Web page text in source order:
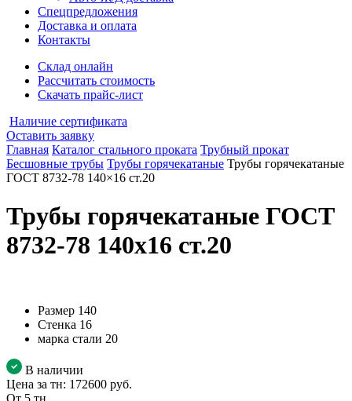
Спецпредложения
Доставка и оплата
Контакты
Склад онлайн
Рассчитать стоимость
Скачать прайс-лист
Наличие сертификата
Оставить заявку
Главная Каталог стального проката Трубный прокат
Бесшовные трубы Трубы горячекатаные Трубы горячекатаные
ГОСТ 8732-78 140×16 ст.20
Трубы горячекатаные ГОСТ
8732-78 140x16 ст.20
Размер 140
Стенка 16
марка стали 20
В наличии
Цена за тн: 172600 руб.
От 5 тн.